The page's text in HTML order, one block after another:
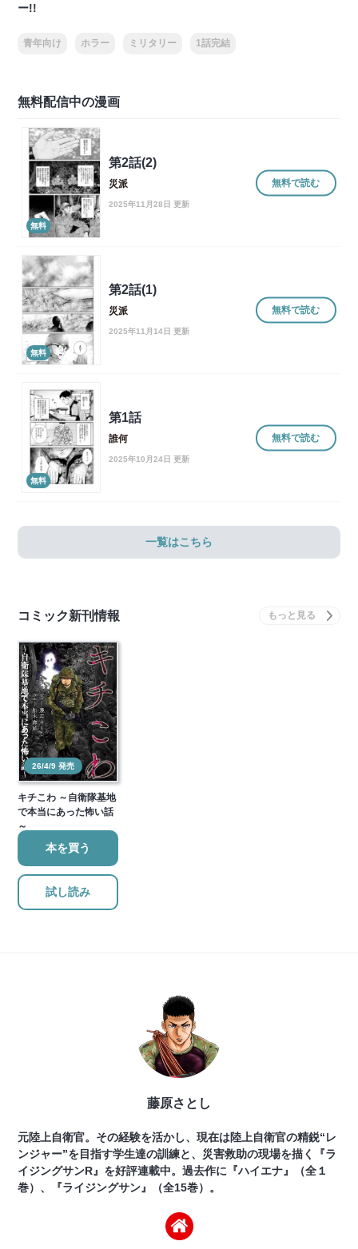
ー!!
青年向け ホラー ミリタリー 1話完結
無料配信中の漫画
無料
第2話(2)
災派
2025年11月28日 更新
無料で読む
無料
第2話(1)
災派
2025年11月14日 更新
無料で読む
無料
第1話
誰何
2025年10月24日 更新
無料で読む
一覧はこちら
コミック新刊情報
26/4/9 発売
キチこわ ～自衛隊基地
で本当にあった怖い話
～
本を買う
試し読み
藤原さとし
元陸上自衛官。その経験を活かし、現在は陸上自衛官の精鋭“レ
ンジャー”を目指す学生達の訓練と、災害救助の現場を描く『ラ
イジングサンR』を好評連載中。過去作に『ハイエナ』（全１
巻）、『ライジングサン』（全15巻）。